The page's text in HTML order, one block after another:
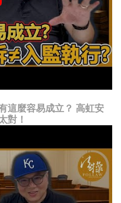
這麼容易成立？ 高虹安
對！